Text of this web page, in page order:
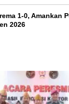
1-0, Amankan
2026